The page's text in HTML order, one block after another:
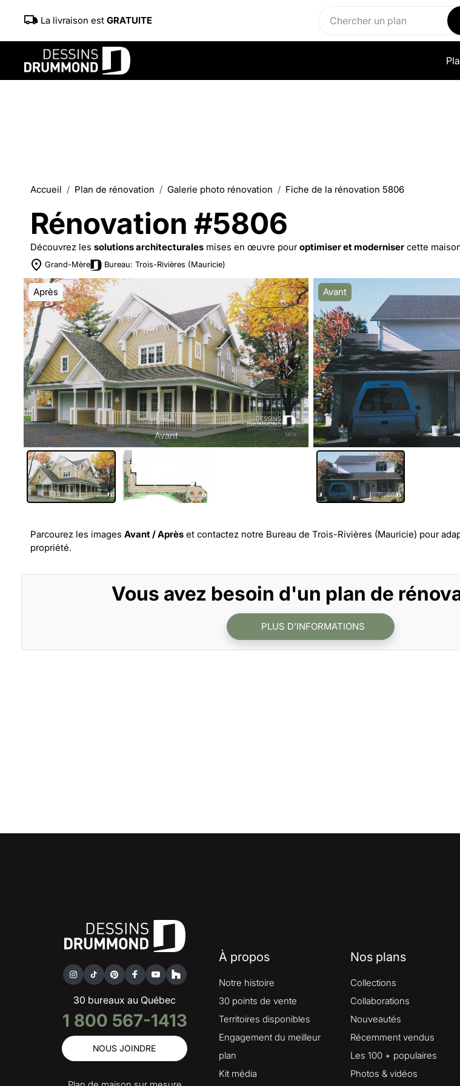
La livraison est GRATUITE
Accueil Plan de rénovation Galerie photo rénovation Fiche de la rénovation 5806
Rénovation #5806
Découvrez les solutions architecturales mises en œuvre pouroptimiser et moderniser cette
Grand-Mère Bureau: Trois-Rivières (Mauricie)
Après
Avant
Après
Nouvel
Avant
Parcourez les images Avant / Après et contactez notre Bureau de Trois-Rivières (Mauricie) pour
propriété.
Vous avez besoin d'un plan de
PLUS D'INFORMATIONS
30 bureaux au Québec
1 800 567-1413
NOUS JOINDRE
À propos
Notre histoire
30 points de vente
Territoires disponibles
Engagement du meilleur
plan
Kit média
Nos plans
Collections
Collaborations
Nouveautés
Récemment vendus
Les 100 + populaires
Photos & vidéos